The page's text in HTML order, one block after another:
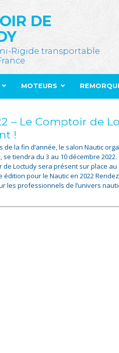
DE
Rigide transportable
MOTEURS
– Le Comptoir de
!
de la fin d’année, le salon Nautic
tiendra du 3 au 10 décembre
de Loctudy sera présent sur place au
édition pour le Nautic en 2022
les professionnels de l’univers